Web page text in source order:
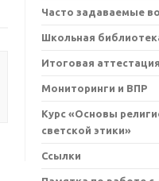
Часто задаваемые
Школьная
Итоговая аттестация
Мониторинги и ВПР
Курс «Основы
светской этики»
Ссылки